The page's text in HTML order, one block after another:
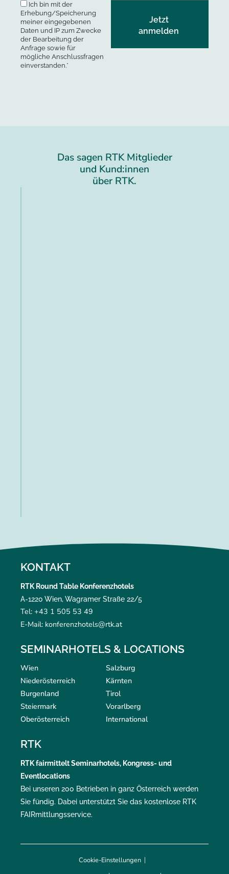
Ich bin mit der
Erhebung/Speicherung
meiner eingegebenen
Daten und IP zum Zwecke
der Bearbeitung der
Anfrage sowie für
mögliche Anschlussfragen
einverstanden.*
Das sagen RTK Mitglieder
und Kund:innen
über RTK.
KONTAKT
RTK Round Table Konferenzhotels
A-1220 Wien, Wagramer Straße 22/5
Tel: +43 1 505 53 49
E-Mail: konferenzhotels@rtk.at
SEMINARHOTELS & LOCATIONS
Wien
Niederösterreich
Burgenland
Steiermark
Oberösterreich
Salzburg
Kärnten
Tirol
Vorarlberg
International
RTK
RTKfairmitteltSeminarhotels, Kongress- und
Eventlocations
Bei unseren 200 Betrieben in ganz Österreich werden
Sie fündig. Dabei unterstützt Sie das kostenlose RTK
FAIRmittlungsservice.
Cookie-Einstellungen